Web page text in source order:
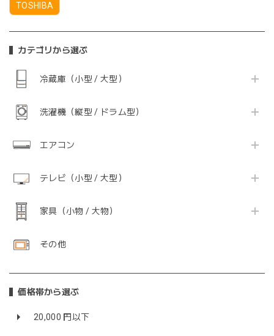
TOSHIBA
カテゴリから選ぶ
冷蔵庫（小型 / 大型）
洗濯機（縦型 / ドラム型）
エアコン
テレビ（小型 / 大型）
家具（小物 / 大物）
その他
価格帯から選ぶ
20,000 円以下